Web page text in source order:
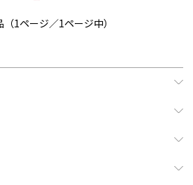
1ページ／1ページ中）